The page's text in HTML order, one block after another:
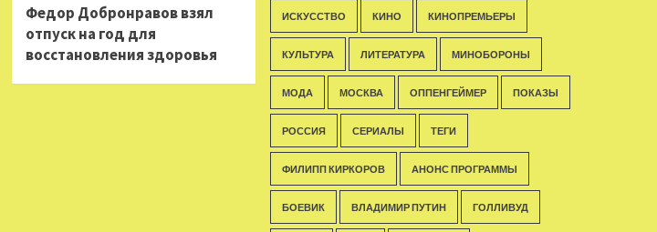
Федор Добронравов взял
отпуск на год для
восстановления здоровья
ИСКУССТВО КИНО КИНОПРЕМЬЕРЫ
КУЛЬТУРА ЛИТЕРАТУРА МИНОБОРОНЫ
МОДА МОСКВА ОППЕНГЕЙМЕР ПОКАЗЫ
РОССИЯ СЕРИАЛЫ ТЕГИ
ФИЛИПП КИРКОРОВ АНОНС ПРОГРАММЫ
БОЕВИК ВЛАДИМИР ПУТИН ГОЛЛИВУД